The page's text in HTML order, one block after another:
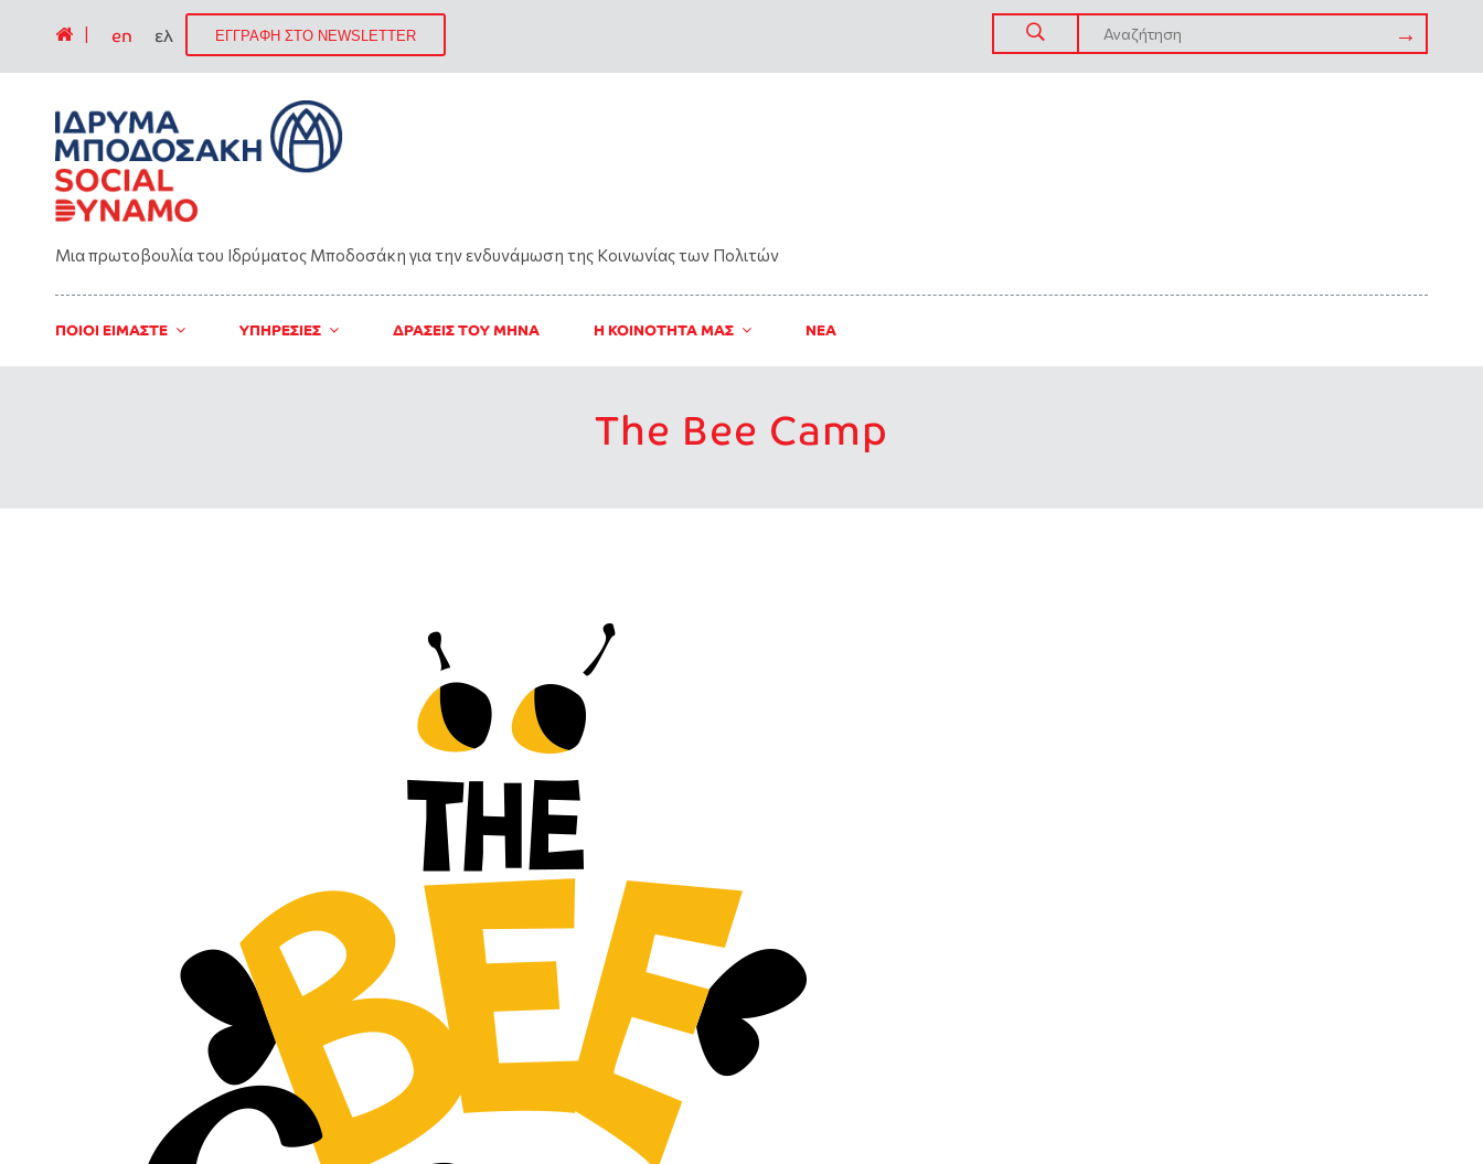
en ελ ΕΓΓΡΑΦΗ ΣΤΟ NEWSLETTER
Μια πρωτοβουλία του Ιδρύματος Μποδοσάκη για την ενδυνάμωση της Kοινωνίας των Πολιτών
ΠΟΙΟΙ ΕΙΜΑΣΤΕ ΥΠΗΡΕΣΙΕΣ ΔΡΑΣΕΙΣ ΤΟΥ ΜΗΝΑ Η ΚΟΙΝΟΤΗΤΑ ΜΑΣ ΝΈΑ
The Bee Camp